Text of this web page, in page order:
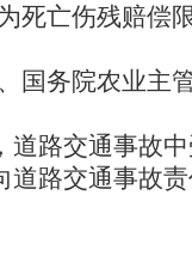
死亡伤残赔偿
国务院农业主
道路交通事故中
道路交通事故责